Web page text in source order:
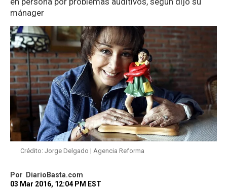
mánager
Crédito: Jorge Delgado | Agencia Reforma
Por
DiarioBasta.com
03 Mar 2016, 12:04 PM EST